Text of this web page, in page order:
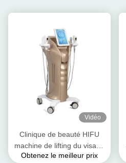
Vidéo
Clinique de beauté HIFU
machine de lifting du visage
anti-âge RF machine de
Obtenez le meilleur prix